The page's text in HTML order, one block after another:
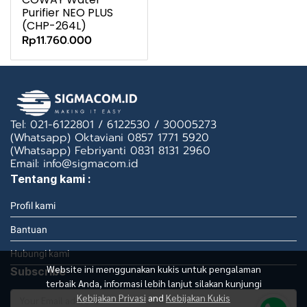
Purifier NEO PLUS
(CHP-264L)
Rp11.760.000
Website ini menggunakan kukis untuk pengalaman
terbaik Anda, informasi lebih lanjut silakan kunjungi
Kebijakan Privasi and Kebijakan Kukis
Tel: 021-6122801 / 6122530 / 30005273
(Whatsapp) Oktaviani 0857 1771 5920
(Whatsapp) Febriyanti 0831 8131 2960
Email: info@sigmacom.id
Tentang kami :
Profil kami
Bantuan
Hubungi kami
Subscribe